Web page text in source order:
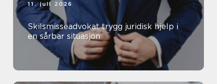
11. juli 2026
Skilsmisseadvokat trygg juridisk hjelp i
en sårbar situasjon